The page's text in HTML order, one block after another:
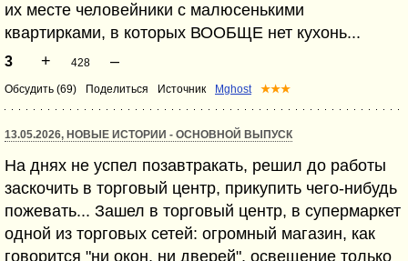
их месте человейники с малюсенькими
квартирками, в которых ВООБЩЕ нет кухонь...
3 + 428 –
Обсудить (69) Поделиться Источник Mghost ★★★
13.05.2026, НОВЫЕ ИСТОРИИ - ОСНОВНОЙ ВЫПУСК
На днях не успел позавтракать, решил до работы
заскочить в торговый центр, прикупить чего-нибудь
пожевать... Зашел в торговый центр, в супермаркет
одной из торговых сетей: огромный магазин, как
говорится "ни окон, ни дверей", освещение только